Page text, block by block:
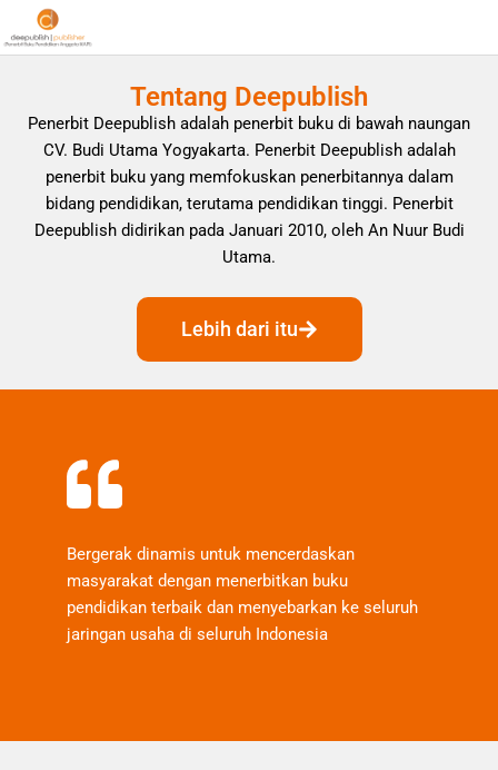
Tentang Deepublish
Penerbit Deepublish adalah penerbit buku di bawah naungan
CV. Budi Utama Yogyakarta. Penerbit Deepublish adalah
penerbit buku yang memfokuskan penerbitannya dalam
bidang pendidikan, terutama pendidikan tinggi. Penerbit
Deepublish didirikan pada Januari 2010, oleh An Nuur Budi
Utama.
Lebih dari itu
Bergerak dinamis untuk mencerdaskan
masyarakat dengan menerbitkan buku
pendidikan terbaik dan menyebarkan ke seluruh
jaringan usaha di seluruh Indonesia